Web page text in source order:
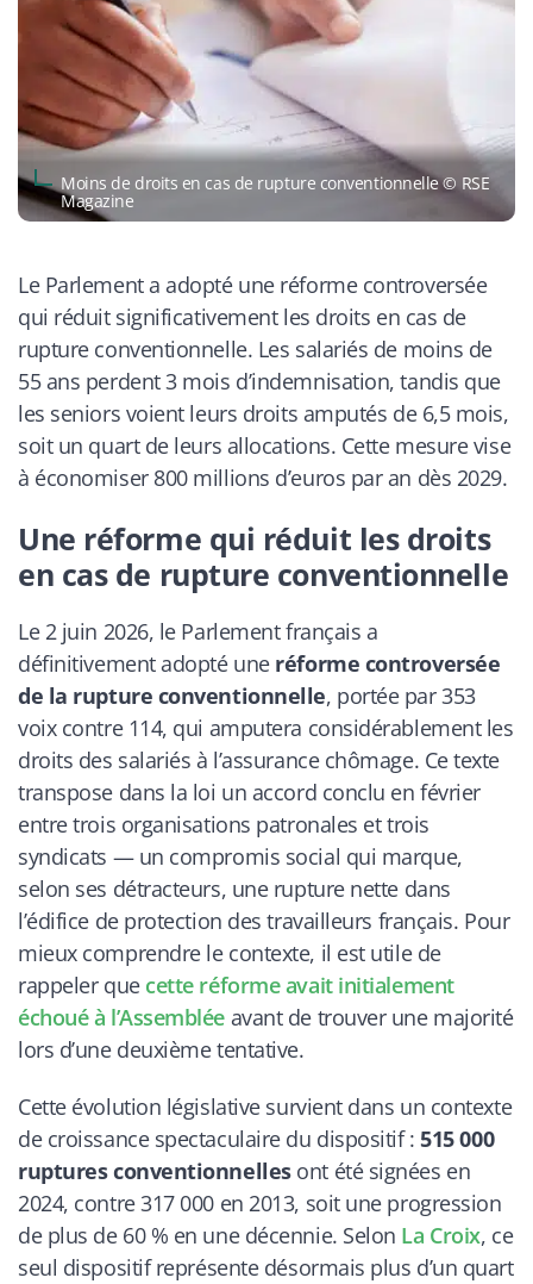
Moins de droits en cas de rupture conventionnelle © RSE
Magazine
Le Parlement a adopté une réforme controversée
qui réduit significativement les droits en cas de
rupture conventionnelle. Les salariés de moins de
55 ans perdent 3 mois d’indemnisation, tandis que
les seniors voient leurs droits amputés de 6,5 mois,
soit un quart de leurs allocations. Cette mesure vise
à économiser 800 millions d’euros par an dès 2029.
Une réforme qui réduit les droits
en cas de rupture conventionnelle
Le 2 juin 2026, le Parlement français a
définitivement adopté une réforme controversée
de la rupture conventionnelle, portée par 353
voix contre 114, qui amputera considérablement les
droits des salariés à l’assurance chômage. Ce texte
transpose dans la loi un accord conclu en février
entre trois organisations patronales et trois
syndicats — un compromis social qui marque,
selon ses détracteurs, une rupture nette dans
l’édifice de protection des travailleurs français. Pour
mieux comprendre le contexte, il est utile de
rappeler que cette réforme avait initialement
échoué à l’Assemblée avant de trouver une majorité
lors d’une deuxième tentative.
Cette évolution législative survient dans un contexte
de croissance spectaculaire du dispositif :515 000
ruptures conventionnellesont été signées en
2024, contre 317 000 en 2013, soit une progression
de plus de 60 % en une décennie. Selon La Croix, ce
seul dispositif représente désormais plus d’un quart